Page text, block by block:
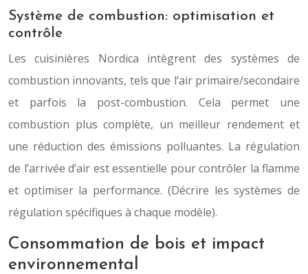
Système de combustion: optimisation et
contrôle
Les cuisinières Nordica intègrent des systèmes de
combustion innovants, tels que l’air primaire/secondaire
et parfois la post-combustion. Cela permet une
combustion plus complète, un meilleur rendement et
une réduction des émissions polluantes. La régulation
de l’arrivée d’air est essentielle pour contrôler la flamme
et optimiser la performance. (Décrire les systèmes de
régulation spécifiques à chaque modèle).
Consommation de bois et impact
environnemental